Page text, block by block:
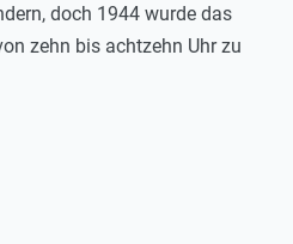
doch 1944 wurde das
zehn bis achtzehn Uhr zu